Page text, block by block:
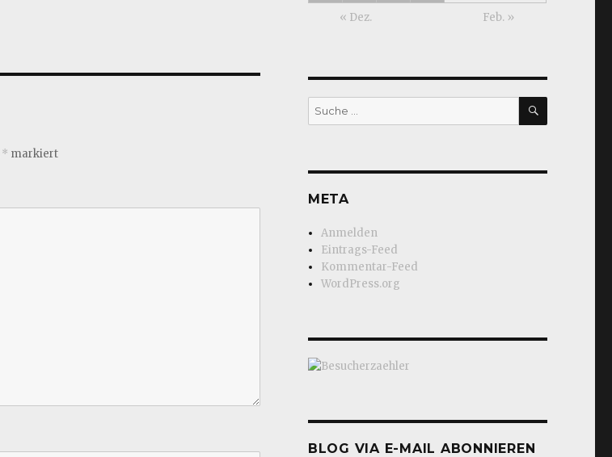
* markiert
« Dez. Feb. »
Suche
nach:
SUCHEN
META
Anmelden
Eintrags-Feed
Kommentar-Feed
WordPress.org
BLOG VIA E-MAIL ABONNIEREN